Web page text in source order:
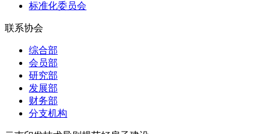
标准化委员会
联系协会
综合部
会员部
研究部
发展部
财务部
分支机构